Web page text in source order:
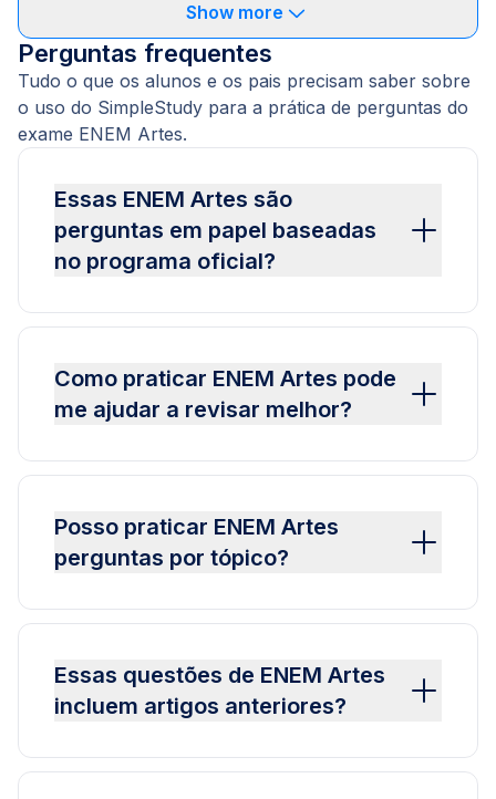
Show more
Perguntas frequentes
Tudo o que os alunos e os pais precisam saber sobre
o uso do SimpleStudy para a prática de perguntas do
exame ENEM Artes.
Essas ENEM Artes são
perguntas em papel baseadas
no programa oficial?
Como praticar ENEM Artes pode
me ajudar a revisar melhor?
Posso praticar ENEM Artes
perguntas por tópico?
Essas questões de ENEM Artes
incluem artigos anteriores?